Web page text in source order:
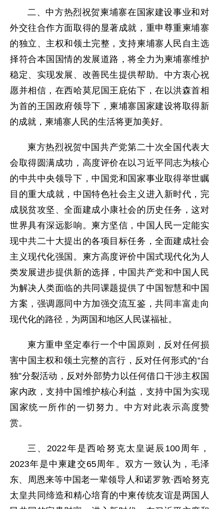
二、中方热烈祝贺柬埔寨在国家建设事业和对
外交往合作方面取得的显著成就，重申尊重柬埔寨
的独立、主权和领土完整，支持柬埔寨人民自主选
择符合本国国情的发展道路，将全力为柬埔寨维护
稳定、实现发展、改善民生提供帮助。中方衷心祝
愿并相信，在西哈莫尼国王庇佑下，在以洪森首相
为首的王国政府领导下，柬埔寨国家建设将取得新
的成就，柬埔寨人民的生活将更加美好。
柬方热烈祝贺中国共产党第二十次全国代表大
会取得圆满成功，高度评价在以习近平同志为核心
的中共中央领导下，中国党和国家事业取得举世瞩
目的重大成就，中国特色社会主义进入新时代，完
成脱贫攻坚、全面建成小康社会的历史任务，这对
世界具有深远影响。柬方坚信，中国人民一定能实
现中共二十大提出的各项目标任务，全面建成社会
主义现代化强国。柬方高度评价中国式现代化为人
类发展进步提供新的选择，中国共产党和中国人民
为解决人类面临的共同课题提供了中国智慧和中国
方案，强调愿同中方加强交流互鉴，共同丰富走向
现代化的路径，为两国和地区人民谋福祉。
柬方重申坚定奉行一个中国原则，反对任何损
害中国主权和领土完整的言行，反对任何形式的“台
独”分裂活动，反对外部势力以任何借口干涉主权国
家内政，支持中国维护核心利益，支持中国为实现
国家统一所作的一切努力。中方对此表示高度赞
赏。
三、2022年是西哈努克太皇诞辰100周年，
2023年是中柬建交65周年。双方一致认为，毛泽
东、周恩来等中国老一辈领导人和诺罗敦·西哈努克
太皇共同缔造和精心培育的中柬传统友谊是两国人